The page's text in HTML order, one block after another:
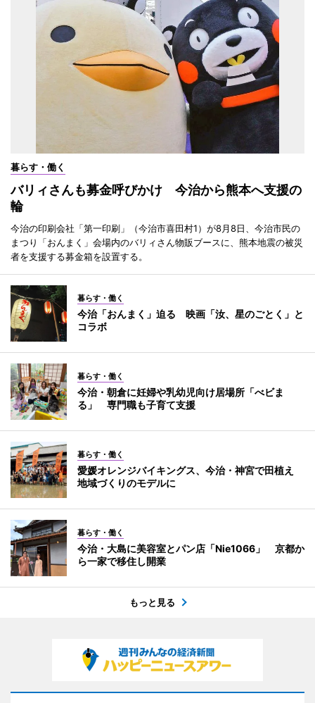
暮らす・働く
バリィさんも募金呼びかけ 今治から熊本へ支援の
輪
今治の印刷会社「第一印刷」（今治市喜田村1）が8月8日、今治市民の
まつり「おんまく」会場内のバリィさん物販ブースに、熊本地震の被災
者を支援する募金箱を設置する。
暮らす・働く
今治「おんまく」迫る 映画「汝、星のごとく」と
コラボ
暮らす・働く
今治・朝倉に妊婦や乳幼児向け居場所「べビま
る」 専門職も子育て支援
暮らす・働く
愛媛オレンジバイキングス、今治・神宮で田植え
地域づくりのモデルに
暮らす・働く
今治・大島に美容室とパン店「Nie1066」 京都か
ら一家で移住し開業
もっと見る